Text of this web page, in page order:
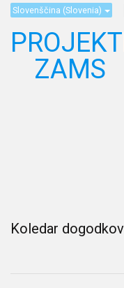
Slovenščina (Slovenia)
ZAMS
Koledar